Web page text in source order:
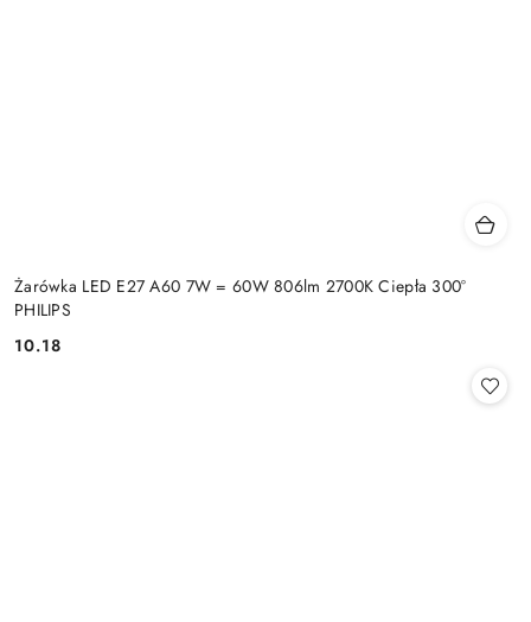
Żarówka LED E27 A60 7W = 60W 806lm 2700K Ciepła 300°
PHILIPS
Cena:
10.18